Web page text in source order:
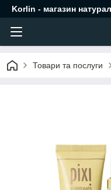
Korlin - магазин
Товари та послуги